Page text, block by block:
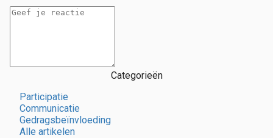
Categorieën
Participatie
Communicatie
Gedragsbeïnvloeding
Alle artikelen